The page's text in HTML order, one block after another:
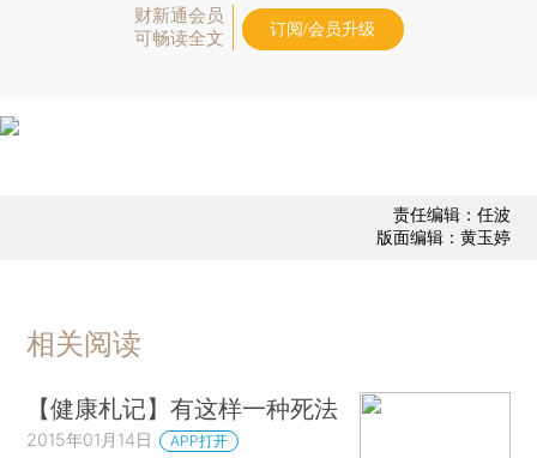
财新通会员
可畅读全文
订阅/会员升级
责任编辑：任波
版面编辑：黄玉婷
相关阅读
【健康札记】有这样一种死法
2015年01月14日 APP打开